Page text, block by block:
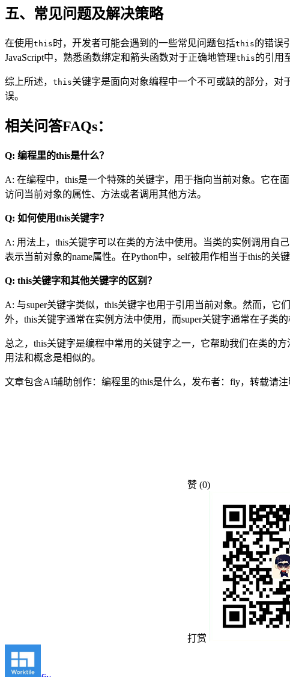
五、常见问题及解决策略
在使用 this 时，开发者可能会遇到的一些常见问题包括this的错误
JavaScript中，熟悉函数绑定和箭头函数对于正确地管理this的引用
综上所述， this关键字是面向对象编程中一个不可或缺的部分，
误。
相关问答FAQs：
Q: 编程里的this是什么？
A: 在编程中，this是一个特殊的关键字，用于指向当前对象。它在
访问当前对象的属性、方法或者调用其他方法。
Q: 如何使用this关键字？
A: 用法上，this关键字可以在类的方法中使用。当类的实例调用自
表示当前对象的name属性。在Python中，self被用作相当于this的关键
Q: this关键字和其他关键字的区别？
A: 与super关键字类似，this关键字也用于引用当前对象。然而，
外，this关键字通常在实例方法中使用，而super关键字通常在子类的
总之，this关键字是编程中常用的关键字之一，它帮助我们在类的
用法和概念是相似的。
文章包含AI辅助创作：编程里的this是什么，发布者：fiy，转载请注
赞 (0)
打赏